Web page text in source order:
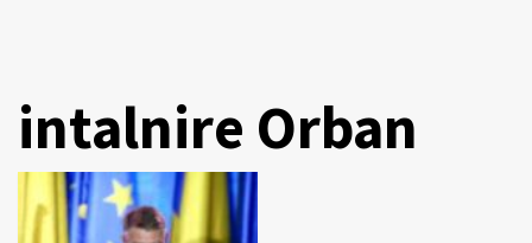
intalnire Orban